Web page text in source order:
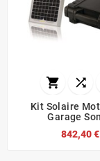
 
Kit Solaire
Garage
842,40 €